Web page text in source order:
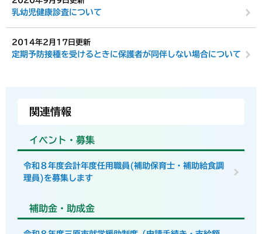
乳幼児健康診査について
2014年2月17日更新
定期予防接種を受けるときに保護者が同伴しない場合について
関連情報
イベント・募集
令和８年度会計年度任用職員(補助保育士・補助給食調
理員)を募集します
補助金・助成金